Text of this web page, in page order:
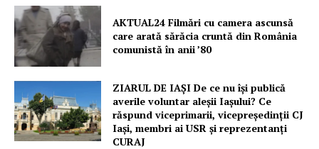
AKTUAL24 Filmări cu camera ascunsă
care arată sărăcia cruntă din România
comunistă în anii ’80
ZIARUL DE IAȘI De ce nu își publică
averile voluntar aleșii Iașului? Ce
răspund viceprimarii, vicepreședinții CJ
Iași, membri ai USR și reprezentanți
CURAJ